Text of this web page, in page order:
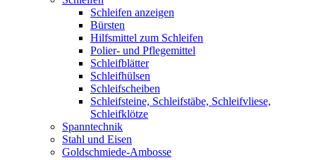
Schleifen anzeigen
Bürsten
Hilfsmittel zum Schleifen
Polier- und Pflegemittel
Schleifblätter
Schleifhülsen
Schleifscheiben
Schleifsteine, Schleifstäbe, Schleifvliese,
Schleifklötze
Spanntechnik
Stahl und Eisen
Goldschmiede-Ambosse